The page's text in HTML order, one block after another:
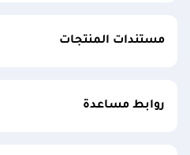
مستندات المنتجات
روابط مساعدة